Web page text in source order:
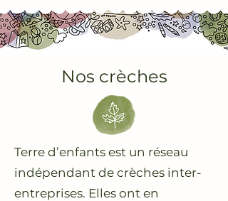
Nos crèches
Terre d’enfants est un réseau
indépendant de crèches inter-
entreprises. Elles ont en